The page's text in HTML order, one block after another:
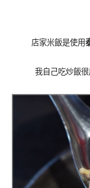
店家米飯是使用
我自己吃炒飯